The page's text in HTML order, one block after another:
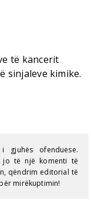
të kancerit
sinjaleve kimike.
ofenduese.
jo të një komenti të
qëndrim editorial të
mirëkuptimin!